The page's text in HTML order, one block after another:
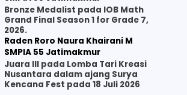
Bronze Medalist pada IOB Math
Grand Final Season 1 for Grade 7,
2026.
Raden Roro Naura Khairani M
SMPIA 55 Jatimakmur
Juara III pada Lomba Tari Kreasi
Nusantara dalam ajang Surya
Kencana Fest pada 18 Juli 2026